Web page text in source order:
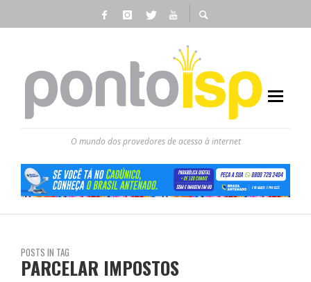
O mundo dos provedores de acesso à internet
POSTS IN TAG
PARCELAR IMPOSTOS